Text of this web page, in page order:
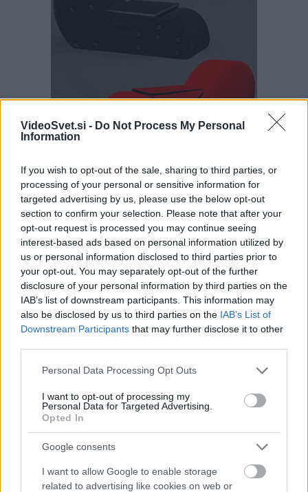
VideoSvet.si - Do Not Process My Personal
Information
If you wish to opt-out of the sale, sharing to third parties, or
processing of your personal or sensitive information for
targeted advertising by us, please use the below opt-out
section to confirm your selection. Please note that after your
opt-out request is processed you may continue seeing
interest-based ads based on personal information utilized by
us or personal information disclosed to third parties prior to
your opt-out. You may separately opt-out of the further
disclosure of your personal information by third parties on the
IAB’s list of downstream participants. This information may
also be disclosed by us to third parties on the IAB’s List of
Downstream Participants that may further disclose it to other
Please note that this website/app uses one or more Google
not limited to your visit or usage behaviour. You may click to
grant or deny consent to Google and its third-party tags to
use your data for below specified purposes in below Google
Personal Data Processing Opt Outs
I want to opt-out of processing my
Personal Data for Targeted Advertising.
Opted In
Google consents
I want to allow Google to enable storage
related to advertising like cookies on web or
Išči
Išči:
Zadnje objave
Rogla bo gostila tradicionalni 34. praznik šoferjev in
avtomehanikov!
Najboljši vrtni stroji Castelgarden za urejanje trate
Kam na izlet v Posočju? Odkrij Most na Soči
Revolucija na vrtu: robotske kosilnice brez kabla in stroji, ki